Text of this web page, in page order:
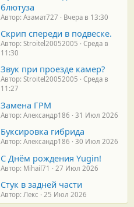
блютуза
Автор: Азамат727 Вчера в 13:30
Скрип спереди в подвеске.
Автор: Stroitel20052005
Среда в
11:30
Звук при проезде камер?
Автор: Stroitel20052005
Среда в
11:27
Замена ГРМ
Автор: Александр186 31 Июл 2026
Буксировка гибрида
Автор: Александр186 30 Июл 2026
С Днём рождения Yugin!
Автор: Mihail71 27 Июл 2026
Стук в задней части
Автор: Лекс 25 Июл 2026